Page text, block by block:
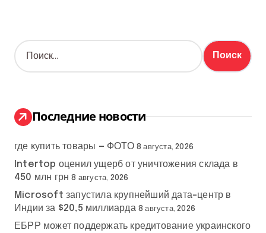
Н
а
:
Последние новости
где купить товары — ФОТО 8 августа, 2026
Intertop оценил ущерб от уничтожения склада в
450 млн грн 8 августа, 2026
Microsoft запустила крупнейший дата-центр в
Индии за $20,5 миллиарда 8 августа, 2026
ЕБРР может поддержать кредитование украинского